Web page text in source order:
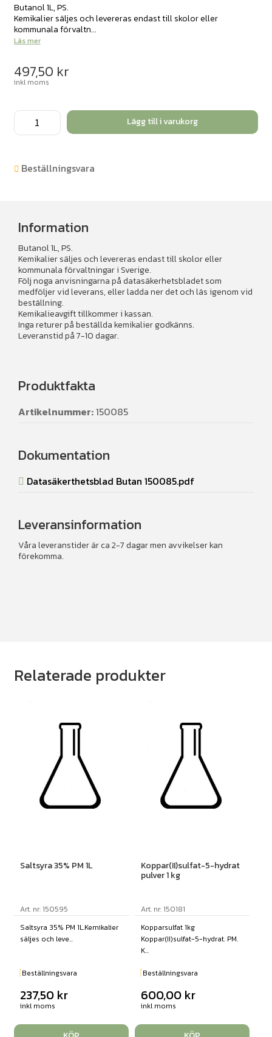
Butanol 1L, PS.
Kemikalier säljes och levereras endast till skolor eller
kommunala förvaltn...
Läs mer
497,50 kr
inkl moms
Butan
1l
Lägg till i varukorg
Beställningsvara
Information
Butanol 1L, PS.
Kemikalier säljes och levereras endast till skolor eller
kommunala förvaltningar i Sverige.
Följ noga anvisningarna på datasäkerhetsbladet som
medföljer vid leverans, eller ladda ner det och läs igenom vid
beställning.
Kemikalieavgift tillkommer i kassan.
Inga returer på beställda kemikalier godkänns.
Leveranstid på 7-10 dagar.
Produktfakta
Artikelnummer:150085
Dokumentation
Datasäkerthetsblad Butan 150085.pdf
Leveransinformation
Våra leveranstider är ca 2-7 dagar men avvikelser kan
förekomma.
Relaterade produkter
Saltsyra 35% PM 1L
Art. nr: 150595
Saltsyra 35% PM 1L.Kemikalier
säljes och leve...
Beställningsvara
237,50 kr
inkl moms
Koppar(II)sulfat-5-hydrat
pulver 1 kg
Art. nr: 150181
Kopparsulfat 1kg
Koppar(II)sulfat-5-hydrat. PM.
K...
Beställningsvara
600,00 kr
inkl moms